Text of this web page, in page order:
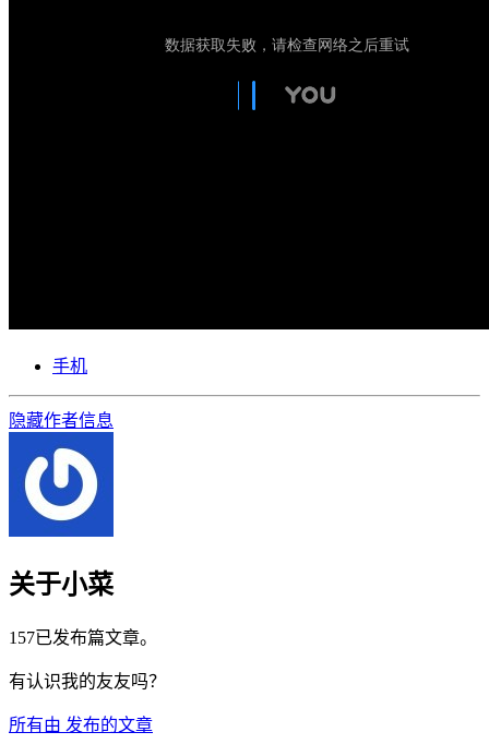
手机
隐藏作者信息
关于小菜
157已发布篇文章。
有认识我的友友吗？
所有由 发布的文章